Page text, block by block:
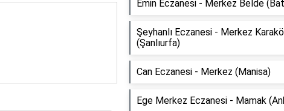
Emin Eczanesi - Merkez Belde
Şeyhanlı Eczanesi - Merkez
(Şanlıurfa)
Can Eczanesi - Merkez (Manisa)
Ege Merkez Eczanesi - Mamak